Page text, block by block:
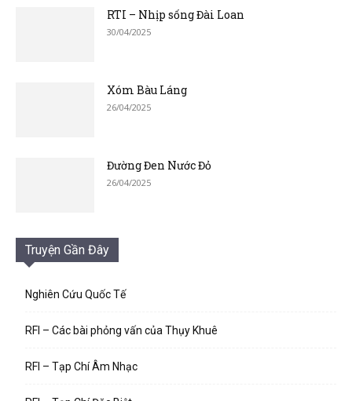
RTI – Nhịp sống Đài Loan
30/04/2025
Xóm Bàu Láng
26/04/2025
Đường Đen Nước Đỏ
26/04/2025
Truyện Gần Đây
Nghiên Cứu Quốc Tế
RFI – Các bài phỏng vấn của Thụy Khuê
RFI – Tạp Chí Âm Nhạc